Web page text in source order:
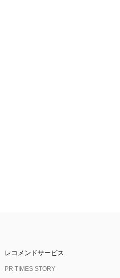
レコメンドサービス
PR TIMES STORY